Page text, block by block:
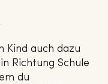
Kind auch dazu
Richtung Schule
du